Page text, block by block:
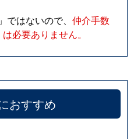
はないので、 仲介手数
必要ありません。
おすすめ